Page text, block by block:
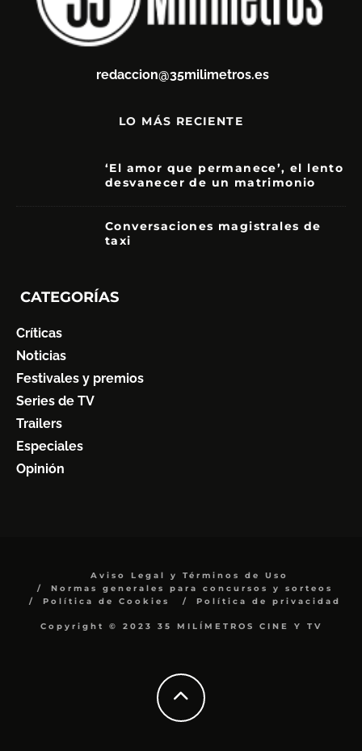
redaccion@35milimetros.es
LO MÁS RECIENTE
‘El amor que permanece’, el lento
desvanecer de un matrimonio
Conversaciones magistrales de
taxi
CATEGORÍAS
Críticas
Noticias
Festivales y premios
Series de TV
Trailers
Especiales
Opinión
Aviso Legal y Términos de Uso
Normas generales para concursos y sorteos
Política de Cookies
Política de privacidad
Copyright © 2023 35 MILÍMETROS CINE Y TV